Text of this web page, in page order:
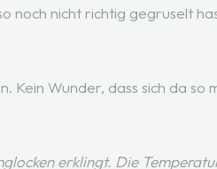
noch nicht richtig gegruselt
Kein Wunder, dass sich da so
erklingt. Die